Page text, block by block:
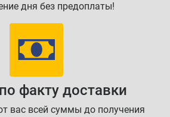
дня без предоплаты!
факту доставки
вас всей суммы до получения